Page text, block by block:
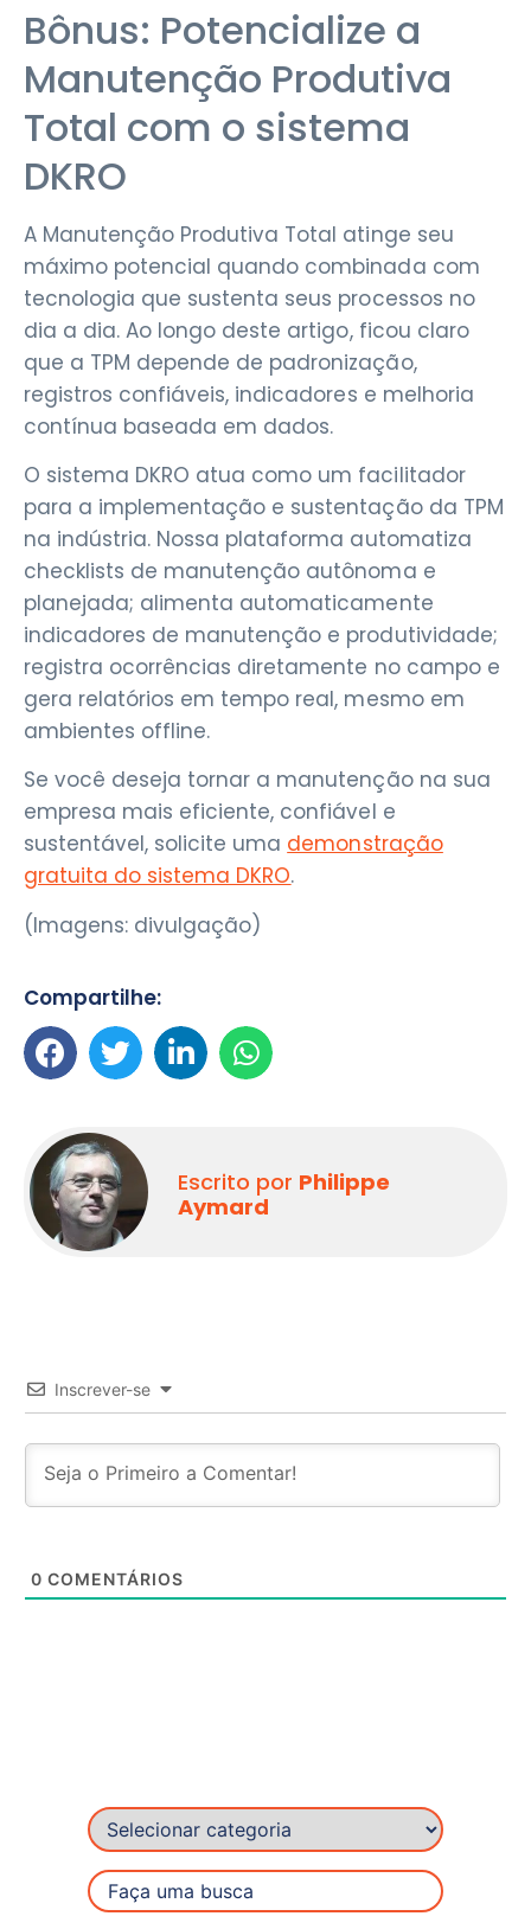
Bônus: Potencialize a
Manutenção Produtiva
Total com o sistema
DKRO
A Manutenção Produtiva Total atinge seu
máximo potencial quando combinada com
tecnologia que sustenta seus processos no
dia a dia. Ao longo deste artigo, ficou claro
que a TPM depende de padronização,
registros confiáveis, indicadores e melhoria
contínua baseada em dados.
O sistema DKRO atua como um facilitador
para a implementação e sustentação da TPM
na indústria. Nossa plataforma automatiza
checklists de manutenção autônoma e
planejada; alimenta automaticamente
indicadores de manutenção e produtividade;
registra ocorrências diretamente no campo e
gera relatórios em tempo real, mesmo em
ambientes offline.
Se você deseja tornar a manutenção na sua
empresa mais eficiente, confiável e
sustentável, solicite uma demonstração
gratuita do sistema DKRO.
(Imagens: divulgação)
Compartilhe:
Escrito por Philippe
Aymard
Inscrever-se
0 COMENTÁRIOS